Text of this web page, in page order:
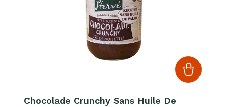
Chocolade Crunchy Sans Huile De